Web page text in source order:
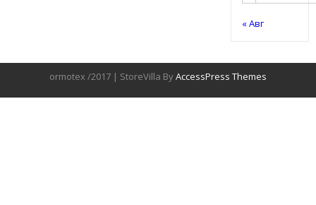
« Авг
ormotex /2017 | StoreVilla ByAccessPress Themes